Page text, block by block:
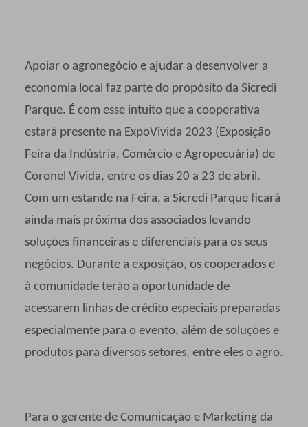
Apoiar o agronegócio e ajudar a desenvolver a
economia local faz parte do propósito da Sicredi
Parque. É com esse intuito que a cooperativa
estará presente na ExpoVivida 2023 (Exposição
Feira da Indústria, Comércio e Agropecuária) de
Coronel Vivida, entre os dias 20 a 23 de abril.
Com um estande na Feira, a Sicredi Parque ficará
ainda mais próxima dos associados levando
soluções financeiras e diferenciais para os seus
negócios. Durante a exposição, os cooperados e
à comunidade terão a oportunidade de
acessarem linhas de crédito especiais preparadas
especialmente para o evento, além de soluções e
produtos para diversos setores, entre eles o agro.
Para o gerente de Comunicação e Marketing da